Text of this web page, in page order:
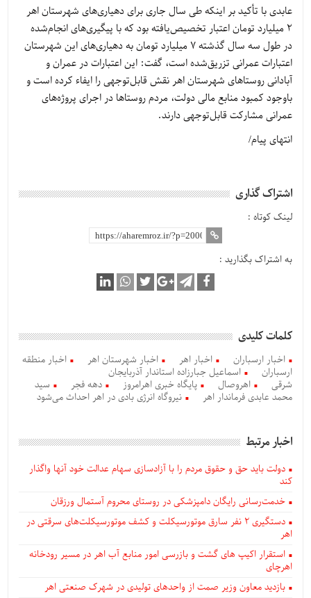
عابدی با تأکید بر اینکه طی سال جاری برای دهیاری‌های شهرستان اهر
2 میلیارد تومان اعتبار تخصیص‌یافته بود که با پیگیری‌های انجام‌شده
در طول سه سال گذشته 7 میلیارد تومان به دهیاری‌های این شهرستان
اعتبارات عمرانی تزریق‌شده است، گفت: این اعتبارات در عمران و
آبادانی روستاهای شهرستان اهر نقش قابل‌توجهی را ایفاء کرده است و
باوجود کمبود منابع مالی دولت، مردم روستاها در اجرای پروژه‌های
عمرانی مشارکت قابل‌توجهی دارند.
انتهای پیام/
اشتراک گذاری
لینک کوتاه :
به اشتراک بگذارید :
کلمات کلیدی
اخبار ارسباران اخبار اهر اخبار شهرستان اهر
اخبار منطقه
ارسباران
اسماعیل جبارزاده استاندار آذربایجان
شرقی
اهروصال پایگاه خبری اهرامروز دهه فجر
سید
محمد عابدی فرماندار اهر
نیروگاه انرژی بادی در اهر احداث می‌شود
اخبار مرتبط
دولت باید حق و حقوق مردم را با آزادسازی سهام عدالت خود آنها واگذار
کند
خدمت‌رسانی رایگان دامپزشکی در روستای محروم آستمال ورزقان
دستگيری ۲ نفر سارق موتورسیکلت و کشف موتورسیکلت‌های سرقتی در
اهر
استقرار اکیپ های گشت و بازرسی امور منابع آب اهر در مسیر رودخانه
اهرچای
بازدید معاون وزیر صمت از واحدهای تولیدی در شهرک صنعتی اهر